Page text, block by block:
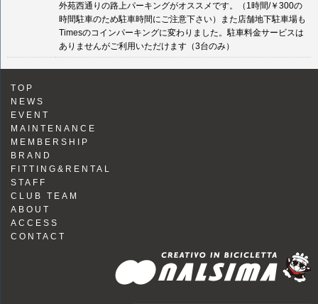
外苑西通りの路上パーキングがオススメです。（1時間/￥300の
時間駐車のため駐車時間にご注意下さい）また店舗地下駐車場も
Timesのコインパーキングに変わりました。駐車料金サービスは
ありませんがご利用いただけます（3台のみ）
TOP
NEWS
EVENT
MAINTENANCE
MEMBERSHIP
BRAND
FITTING&RENTAL
STAFF
CLUB TEAM
ABOUT
ACCESS
CONTACT